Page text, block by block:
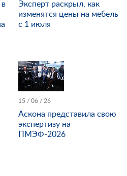
Эксперт раскрыл, как
изменятся цены на мебель
с 1 июля
15 / 06 / 26
Аскона представила свою
экспертизу на
ПМЭФ-2026